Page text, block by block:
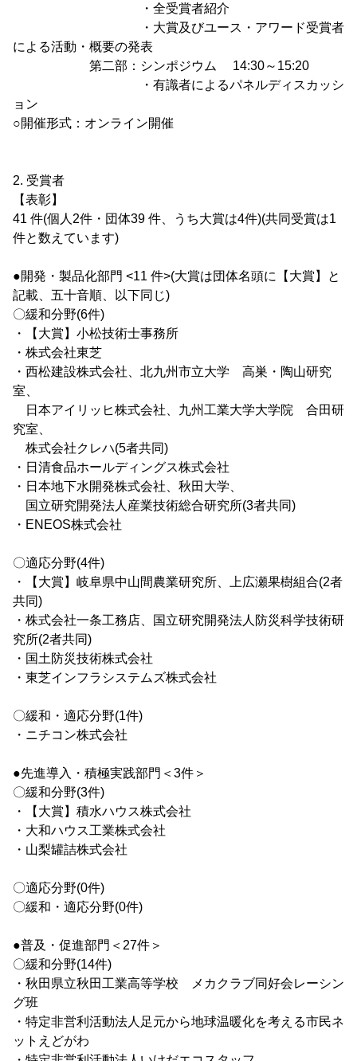
・全受賞者紹介
・大賞及びユース・アワード受賞者
による活動・概要の発表
第二部：シンポジウム 14:30～15:20
・有識者によるパネルディスカッシ
ョン
○開催形式：オンライン開催
2. 受賞者
【表彰】
41 件(個人2件・団体39 件、うち大賞は4件)(共同受賞は1
件と数えています)
●開発・製品化部門 <11 件>(大賞は団体名頭に【大賞】と
記載、五十音順、以下同じ)
〇緩和分野(6件)
・【大賞】小松技術士事務所
・株式会社東芝
・西松建設株式会社、北九州市立大学 高巣・陶山研究
室、
日本アイリッヒ株式会社、九州工業大学大学院 合田研
究室、
株式会社クレハ(5者共同)
・日清食品ホールディングス株式会社
・日本地下水開発株式会社、秋田大学、
国立研究開発法人産業技術総合研究所(3者共同)
・ENEOS株式会社
〇適応分野(4件)
・【大賞】岐阜県中山間農業研究所、上広瀬果樹組合(2者
共同)
・株式会社一条工務店、国立研究開発法人防災科学技術研
究所(2者共同)
・国土防災技術株式会社
・東芝インフラシステムズ株式会社
〇緩和・適応分野(1件)
・ニチコン株式会社
●先進導入・積極実践部門＜3件＞
〇緩和分野(3件)
・【大賞】積水ハウス株式会社
・大和ハウス工業株式会社
・山梨罐詰株式会社
〇適応分野(0件)
〇緩和・適応分野(0件)
●普及・促進部門＜27件＞
〇緩和分野(14件)
・秋田県立秋田工業高等学校 メカクラブ同好会レーシン
グ班
・特定非営利活動法人足元から地球温暖化を考える市民ネ
ットえどがわ